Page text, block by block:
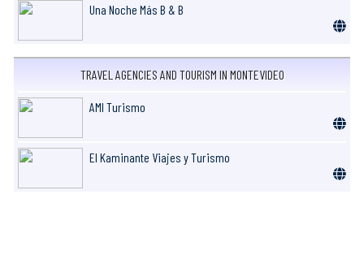
Una Noche Más B & B
TRAVEL AGENCIES AND TOURISM IN MONTEVIDEO
AMI Turismo
El Kaminante Viajes y Turismo